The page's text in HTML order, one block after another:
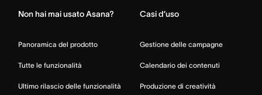
Non hai mai usato Asana?
Panoramica del prodotto
Tutte le funzionalità
Ultimo rilascio delle funzionalità
Casi d’uso
Gestione delle campagne
Calendario dei contenuti
Produzione di creatività